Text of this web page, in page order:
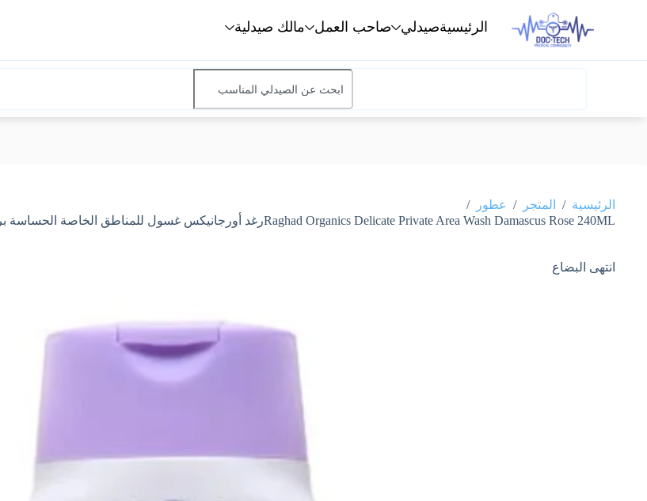
الرئيسيةصيدلي صاحب العمل مالك صيدلية
الرئيسية / المتجر / عطور
/
Raghad Organics Delicate Private Area Wash Damascus Rose 240MLرغد أورجانيكس غسول للمناطق الخاصة الحساسة برائحة الورد الدمشقي، 240 مل
انتهى البضاع